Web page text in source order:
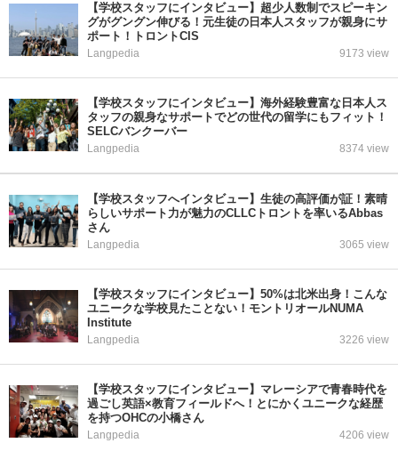
【学校スタッフにインタビュー】超少人数制でスピーキン
グがグングン伸びる！元生徒の日本人スタッフが親身にサ
ポート！トロントCIS
Langpedia 9173 view
【学校スタッフにインタビュー】海外経験豊富な日本人ス
タッフの親身なサポートでどの世代の留学にもフィット！
SELCバンクーバー
Langpedia 8374 view
【学校スタッフへインタビュー】生徒の高評価が証！素晴
らしいサポート力が魅力のCLLCトロントを率いるAbbas
さん
Langpedia 3065 view
【学校スタッフにインタビュー】50%は北米出身！こんな
ユニークな学校見たことない！モントリオールNUMA
Institute
Langpedia 3226 view
【学校スタッフにインタビュー】マレーシアで青春時代を
過ごし英語×教育フィールドへ！とにかくユニークな経歴
を持つOHCの小橋さん
Langpedia 4206 view